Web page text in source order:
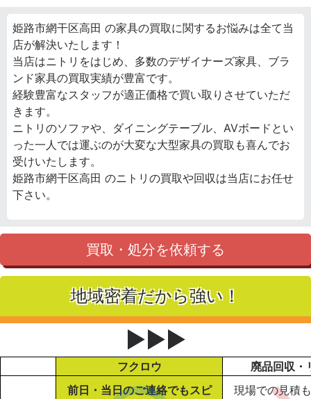
姫路市網干区高田 の家具の買取に関するお悩みは全て当
店が解決いたします！
当店はニトリをはじめ、多数のデザイナーズ家具、ブラ
ンド家具の買取実績が豊富です。
経験豊富なスタッフが適正価格で買い取りさせていただ
きます。
ニトリのソファや、ダイニングテーブル、AVボードとい
った一人では運ぶのが大変な大型家具の買取も喜んでお
受けいたします。
姫路市網干区高田 のニトリの買取や回収は当店にお任せ
下さい。
買取・処分を依頼する
地域密着だから強い！
▶▶▶
フクロウ 廃品回収・
前日・当日のご連絡でもスピ
現場での見積